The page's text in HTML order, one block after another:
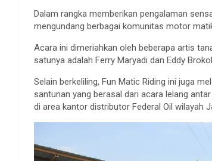
Dalam rangka memberikan pengalaman
mengundang berbagai komunitas motor
Acara ini dimeriahkan oleh beberapa artis
satunya adalah Ferry Maryadi dan Eddy
Selain berkeliling, Fun Matic Riding ini juga
santunan yang berasal dari acara lelang
di area kantor distributor Federal Oil wilayah